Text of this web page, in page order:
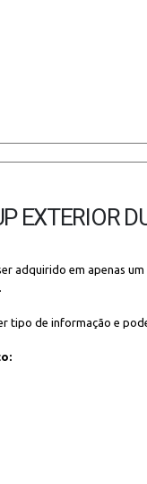
EXTERIOR
adquirido em apenas
tipo de informação e